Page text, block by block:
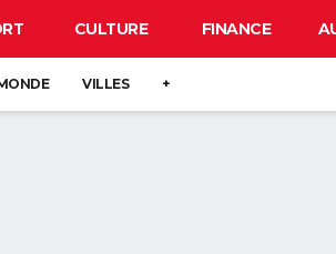
CULTURE FINANCE
VILLES +